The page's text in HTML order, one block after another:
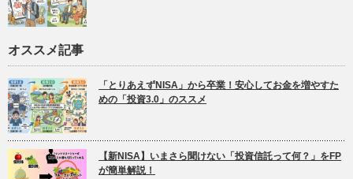
オススメ記事
「とりあえずNISA」から卒業！安心してお金を増やすた
めの「投資3.0」のススメ
【新NISA】いまさら聞けない「投資信託って何？」をFP
が簡単解説！